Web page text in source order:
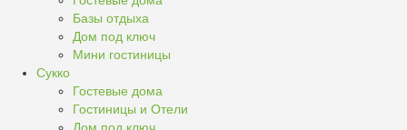
Базы отдыха
Дом под ключ
Мини гостиницы
Сукко
Гостевые дома
Гостиницы и Отели